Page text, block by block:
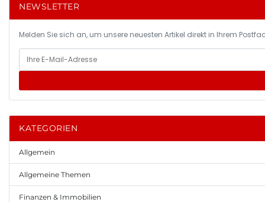
NEWSLETTER
Melden Sie sich an, um unsere neuesten Artikel direkt in Ihrem
KATEGORIEN
Allgemein
Allgemeine Themen
Finanzen & Immobilien